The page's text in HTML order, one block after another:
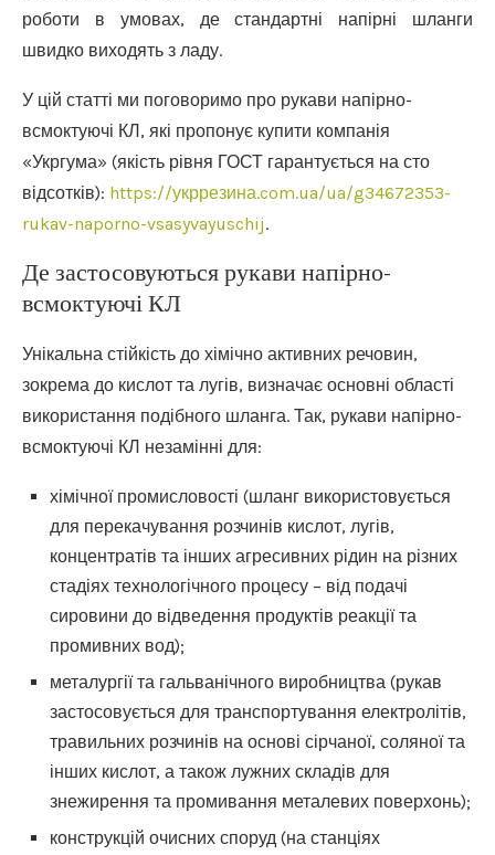
роботи в умовах, де стандартні напірні шланги
швидко виходять з ладу.
У цій статті ми поговоримо про рукави напірно-
всмоктуючі КЛ, які пропонує купити компанія
«Укргума» (якість рівня ГОСТ гарантується на сто
відсотків): https://укррезина.com.ua/ua/g34672353-
rukav-naporno-vsasyvayuschij.
Де застосовуються рукави напірно-
всмоктуючі КЛ
Унікальна стійкість до хімічно активних речовин,
зокрема до кислот та лугів, визначає основні області
використання подібного шланга. Так, рукави напірно-
всмоктуючі КЛ незамінні для:
хімічної промисловості (шланг використовується
для перекачування розчинів кислот, лугів,
концентратів та інших агресивних рідин на різних
стадіях технологічного процесу – від подачі
сировини до відведення продуктів реакції та
промивних вод);
металургії та гальванічного виробництва (рукав
застосовується для транспортування електролітів,
травильних розчинів на основі сірчаної, соляної та
інших кислот, а також лужних складів для
знежирення та промивання металевих поверхонь);
конструкцій очисних споруд (на станціях